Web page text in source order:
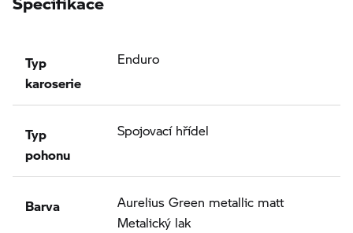
Typ
karoserie
Enduro
Typ
pohonu
Spojovací hřídel
Barva
Aurelius Green metallic matt
Metalický lak